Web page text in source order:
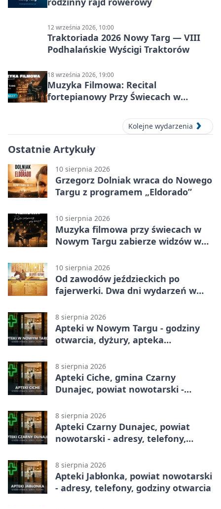
12 września 2026, 10:00
Traktoriada 2026 Nowy Targ — VIII
Podhalańskie Wyścigi Traktorów
18 września 2026, 19:00
Muzyka Filmowa: Recital
fortepianowy Przy Świecach w
Kolejne wydarzenia
Ostatnie Artykuły
10 sierpnia 2026
Grzegorz Dolniak wraca do Nowego
Targu z programem „Eldorado”
10 sierpnia 2026
Muzyka filmowa przy świecach w
Nowym Targu zabierze widzów w
10 sierpnia 2026
Od zawodów jeździeckich po
fajerwerki. Dwa dni wydarzeń w
8 sierpnia 2026
Apteki w Nowym Targu - godziny
otwarcia, dyżury, apteka
8 sierpnia 2026
Apteki Ciche, gmina Czarny
Dunajec, powiat nowotarski -
8 sierpnia 2026
Apteki Czarny Dunajec, powiat
nowotarski - adresy, telefony,
8 sierpnia 2026
Apteki Jabłonka, powiat nowotarski
- adresy, telefony, godziny otwarcia